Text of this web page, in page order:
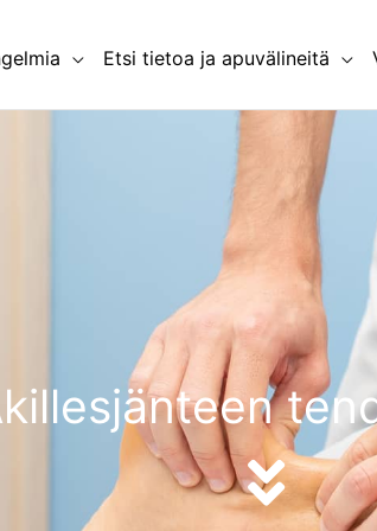
Etsi tietoa ja apuvälineitä